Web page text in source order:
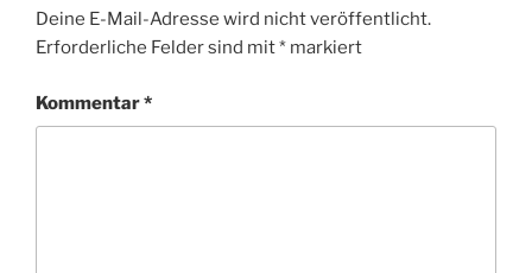
Deine E-Mail-Adresse wird nicht veröffentlicht.
Erforderliche Felder sind mit* markiert
Kommentar*